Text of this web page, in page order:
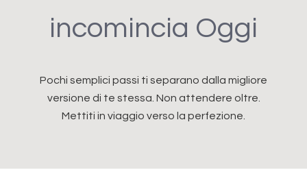
incomincia Oggi
Pochi semplici passi ti separano dalla migliore
versione di te stessa. Non attendere oltre.
Mettiti in viaggio verso la perfezione.